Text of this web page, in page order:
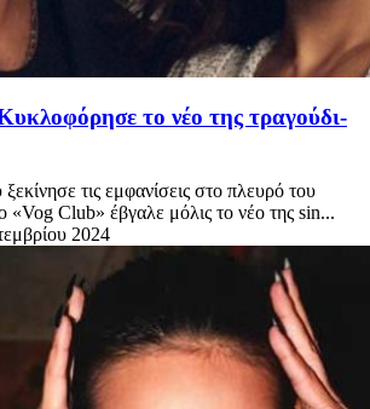
το νέο της τραγούδι-
τις εμφανίσεις στο πλευρό του
«Vog Club» έβγαλε μόλις το νέο της sin...
2024